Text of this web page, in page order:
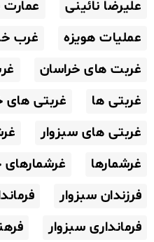
علیرضا نائینی عمارت
عملیات هویزه
غرب
غربت های خراسان
غربتی ها
غربتی های
غربتی های سبزوار
غرشمارها
غرشمارهای
فرزندان سبزوار
فرمانداری سبزوار